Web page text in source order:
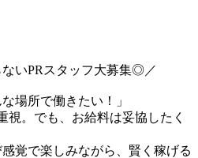
いPRスタッフ大募集◎／
場所で働きたい！」
視。でも、お給料は妥協したく
覚で楽しみながら、賢く稼げる